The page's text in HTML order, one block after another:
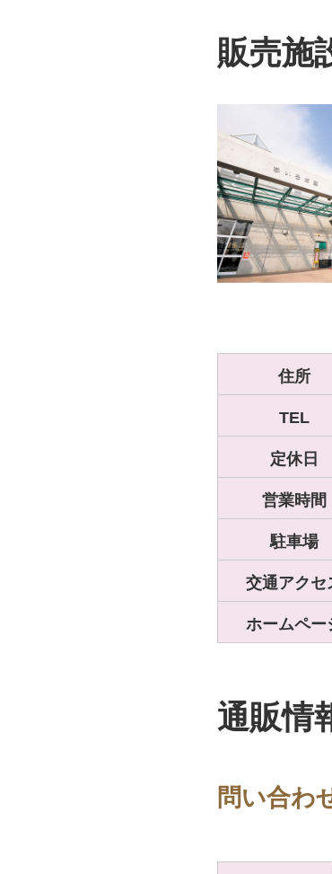
販売施
住所
TEL
定休日
営業時間
駐車場
交通アクセ
ホームペー
通販情
問い合わ